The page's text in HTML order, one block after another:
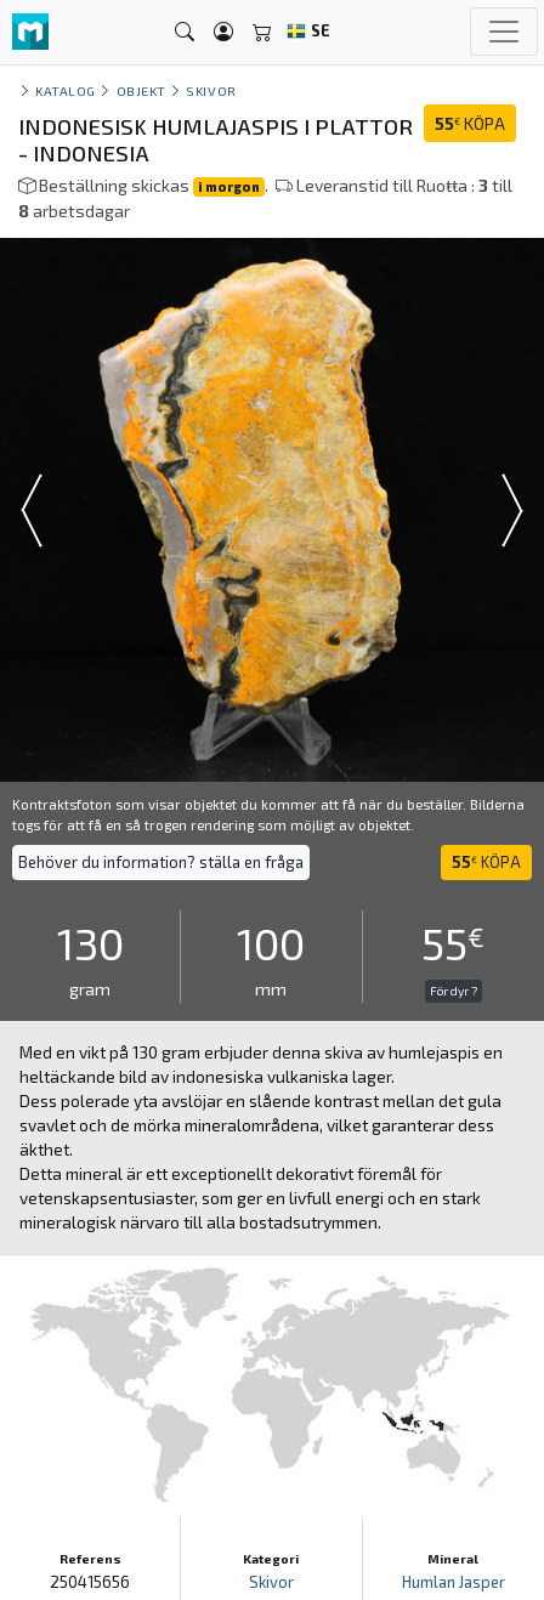
SE
KATALOG OBJEKT SKIVOR
55€ KÖPA
INDONESISK HUMLAJASPIS I PLATTOR
- INDONESIA
Beställning skickas i morgon . Leveranstid till Ruoŧŧa :3till
8arbetsdagar
Kontraktsfoton som visar objektet du kommer att få när du beställer. Bilderna
togs för att få en så trogen rendering som möjligt av objektet.
Behöver du information? ställa en fråga 55€ KÖPA
130
gram
100
mm
55€
För dyr ?
Med en vikt på 130 gram erbjuder denna skiva av humlejaspis en
heltäckande bild av indonesiska vulkaniska lager.
Dess polerade yta avslöjar en slående kontrast mellan det gula
svavlet och de mörka mineralområdena, vilket garanterar dess
äkthet.
Detta mineral är ett exceptionellt dekorativt föremål för
vetenskapsentusiaster, som ger en livfull energi och en stark
mineralogisk närvaro till alla bostadsutrymmen.
Referens
250415656
Kategori
Skivor
Mineral
Humlan Jasper